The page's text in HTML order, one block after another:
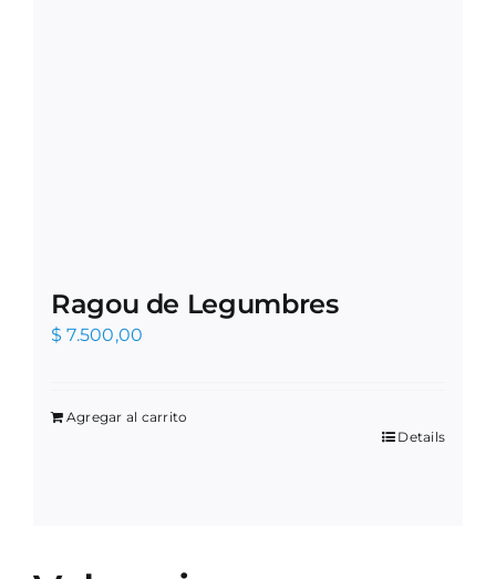
Ragou de Legumbres
$ 7.500,00
Agregar al carrito
Details